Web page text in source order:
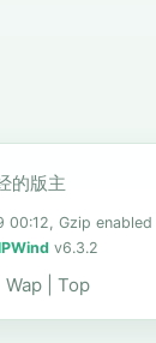
的版主
Gzip enabled
v6.3.2
Wap| Top